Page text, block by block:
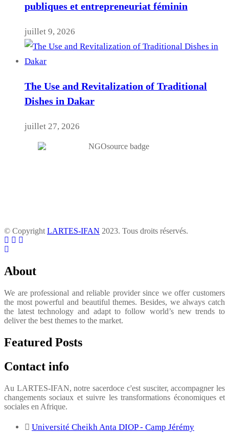
publiques et entrepreneuriat féminin
juillet 9, 2026
The Use and Revitalization of Traditional
Dishes in Dakar
juillet 27, 2026
© Copyright LARTES-IFAN 2023. Tous droits réservés.
About
We are professional and reliable provider since we offer customers
the most powerful and beautiful themes. Besides, we always catch
the latest technology and adapt to follow world’s new trends to
deliver the best themes to the market.
Featured Posts
Contact info
Au LARTES-IFAN, notre sacerdoce c'est susciter, accompagner les
changements sociaux et suivre les transformations économiques et
sociales en Afrique.
Université Cheikh Anta DIOP - Camp Jérémy